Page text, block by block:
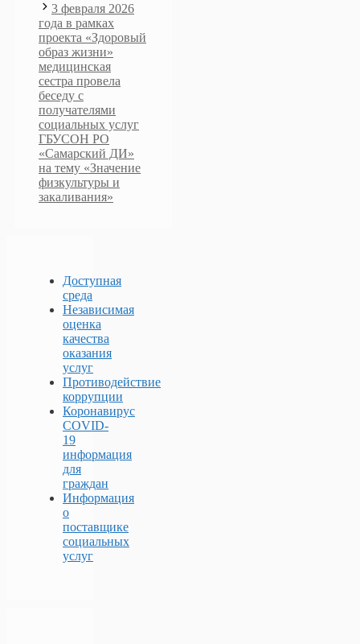
3 февраля 2026
года в рамках
проекта «Здоровый
образ жизни»
медицинская
сестра провела
беседу с
получателями
социальных услуг
ГБУСОН РО
«Самарский ДИ»
на тему «Значение
физкультуры и
закаливания»
Доступная
среда
Независимая
оценка
качества
оказания
услуг
Противодействие
коррупции
Коронавирус
COVID-
19
информация
для
граждан
Информация
о
поставщике
социальных
услуг